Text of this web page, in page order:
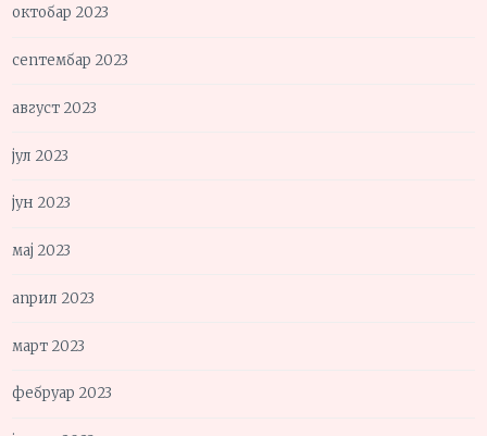
октобар 2023
септембар 2023
август 2023
јул 2023
јун 2023
мај 2023
април 2023
март 2023
фебруар 2023